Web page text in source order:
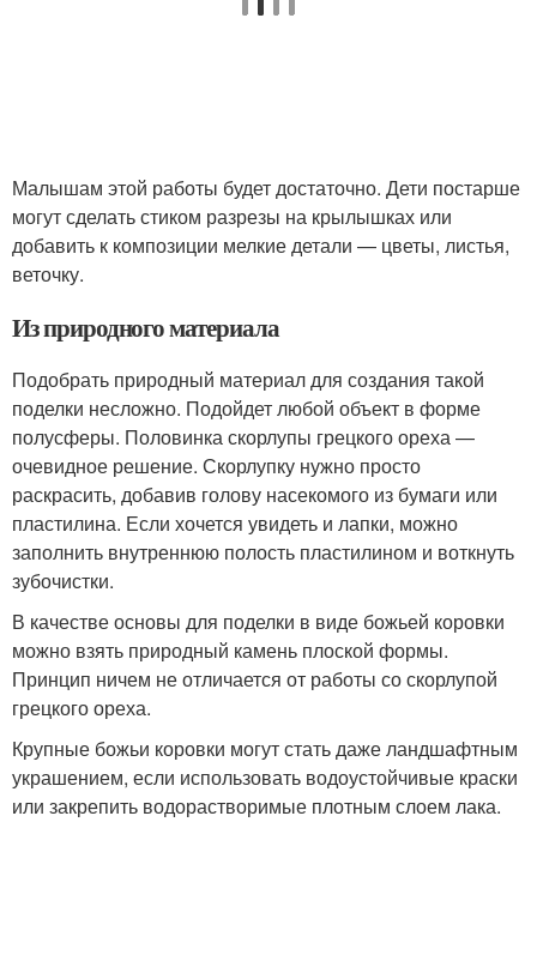
Малышам этой работы будет достаточно. Дети постарше
могут сделать стиком разрезы на крылышках или
добавить к композиции мелкие детали — цветы, листья,
веточку.
Из природного материала
Подобрать природный материал для создания такой
поделки несложно. Подойдет любой объект в форме
полусферы. Половинка скорлупы грецкого ореха —
очевидное решение. Скорлупку нужно просто
раскрасить, добавив голову насекомого из бумаги или
пластилина. Если хочется увидеть и лапки, можно
заполнить внутреннюю полость пластилином и воткнуть
зубочистки.
В качестве основы для поделки в виде божьей коровки
можно взять природный камень плоской формы.
Принцип ничем не отличается от работы со скорлупой
грецкого ореха.
Крупные божьи коровки могут стать даже ландшафтным
украшением, если использовать водоустойчивые краски
или закрепить водорастворимые плотным слоем лака.